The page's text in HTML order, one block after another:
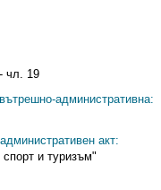
чл. 19
административна:
акт:
и туризъм"